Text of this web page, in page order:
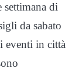
di
da sabato
eventi in città